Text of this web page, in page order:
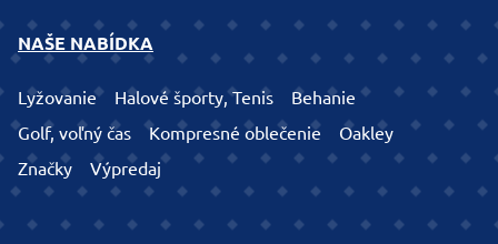
NAŠE NABÍDKA
Lyžovanie Halové športy, Tenis
Behanie
Golf, voľný čas
Kompresné oblečenie
Oakley
Značky
Výpredaj